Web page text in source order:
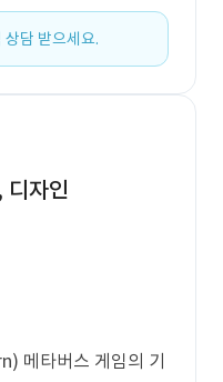
상담 받으세요.
디자인
메타버스 게임의 기